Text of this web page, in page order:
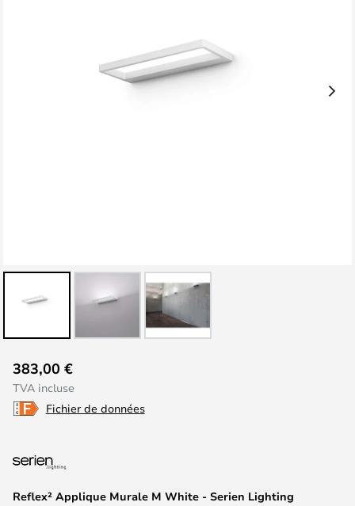
to
the
beginning
the
gallery
Reflex² Applique Murale M White - Serien Lighting
383,00 €
TVA incluse
Fichier de données